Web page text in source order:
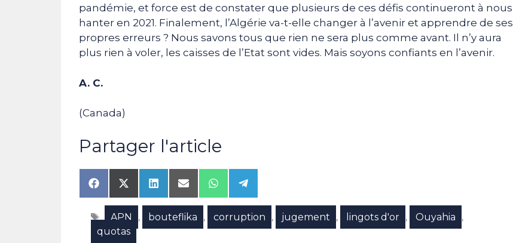
pandémie, et force est de constater que plusieurs de ces défis continueront à nous
hanter en 2021. Finalement, l’Algérie va-t-elle changer à l’avenir et apprendre de ses
propres erreurs ? Nous savons tous que rien ne sera plus comme avant. Il n’y aura
plus rien à voler, les caisses de l’Etat sont vides. Mais soyons confiants en l’avenir.
A. C.
(Canada)
Partager l'article
Share
on
Facebook
Share
on
X
(Twitter)
Share
on
LinkedIn
Share
on
Email
Share
on
WhatsApp
Share
on
Telegram
Étiquettes
APN , bouteflika , corruption , jugement , lingots d'or , Ouyahia ,
quotas